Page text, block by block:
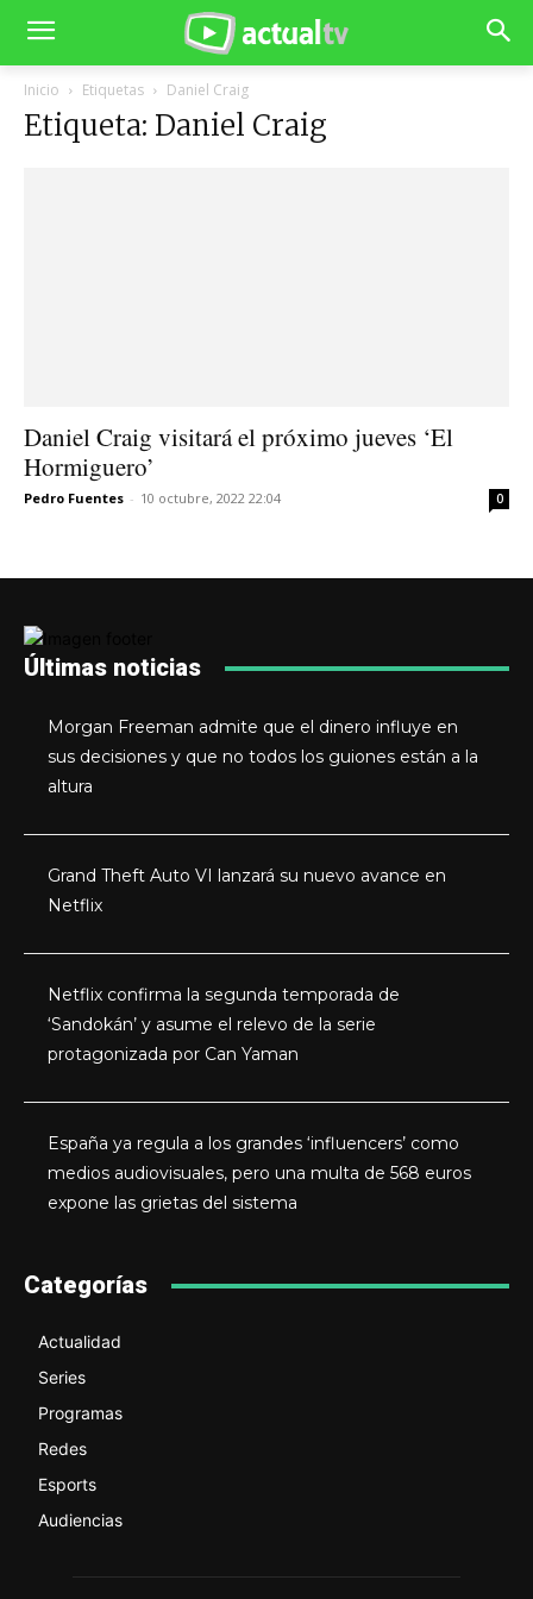
Inicio Etiquetas Daniel Craig
Etiqueta: Daniel Craig
Daniel Craig visitará el próximo jueves ‘El
Hormiguero’
Pedro Fuentes - 10 octubre, 2022 22:04 0
Últimas noticias
Morgan Freeman admite que el dinero influye en
sus decisiones y que no todos los guiones están a la
altura
Grand Theft Auto VI lanzará su nuevo avance en
Netflix
Netflix confirma la segunda temporada de
‘Sandokán’ y asume el relevo de la serie
protagonizada por Can Yaman
España ya regula a los grandes ‘influencers’ como
medios audiovisuales, pero una multa de 568 euros
expone las grietas del sistema
Categorías
Actualidad
Series
Programas
Redes
Esports
Audiencias